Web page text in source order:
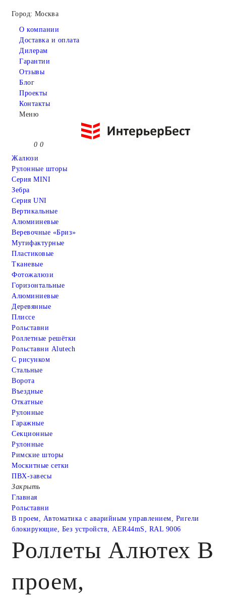
Город: Москва
О компании
Доставка и оплата
Дилерам
Гарантии
Отзывы
Блог
Проекты
Контакты
Меню
0 0
Жалюзи
Рулонные шторы
Серия MINI
Зебра
Серия UNI
Вертикальные
Алюмииневые
Веревочные «Бриз»
Мутифактурные
Пластиковые
Тканевые
Фотожалюзи
Горизонтальные
Алюминиевые
Деревянные
Плиссе
Рольставни
Роллетные решётки
Рольставни Alutech
С рисунком
Стальные
Ворота
Въездные
Откатные
Рулонные
Гаражные
Cекционные
Рулонные
Римские шторы
Москитные сетки
ПВХ-завесы
Закрыть
Главная
Рольставни
В проем, Автоматика с аварийным управлением, Ригели
блокирующие, Без устройств, AER44mS, RAL 9006
Роллеты Алютех В
проем,